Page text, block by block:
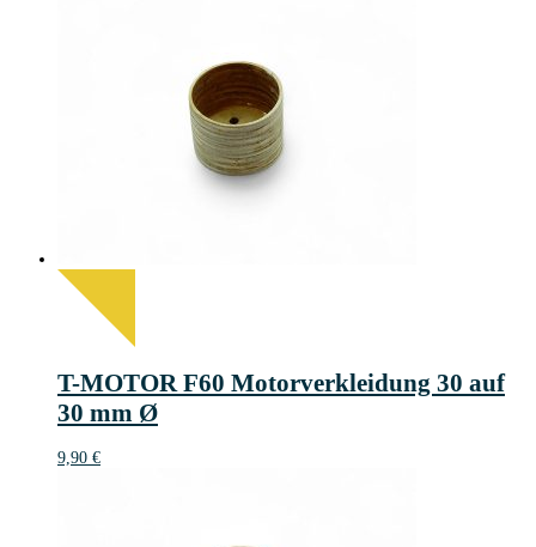
T-MOTOR F60 Motorverkleidung 30 auf
30 mm Ø
9,90 €